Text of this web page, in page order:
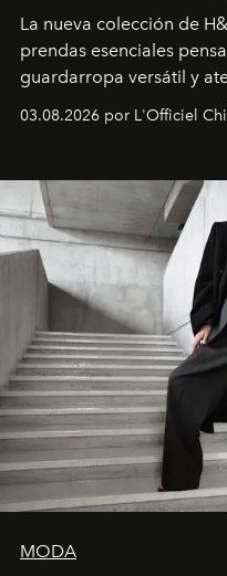
La nueva colección de
prendas esenciales
guardarropa versátil y
lanzamiento, los
la asesora creativa y
y la filosofía detrás de la
03.08.2026 por L'Officiel
MODA